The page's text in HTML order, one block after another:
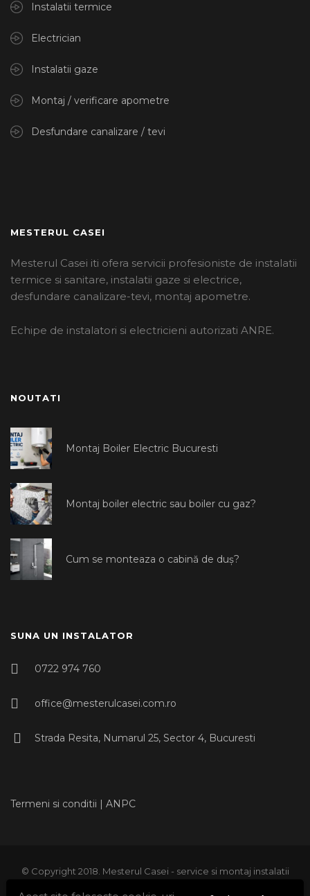
Instalatii termice
Electrician
Instalatii gaze
Montaj / verificare apometre
Desfundare canalizare / tevi
MESTERUL CASEI
Mesterul Casei iti ofera servicii profesioniste de instalatii
termice si sanitare, instalatii gaze si electrice,
desfundare canalizare-tevi, montaj apometre.
Echipe de instalatori si electricieni autorizati ANRE.
NOUTATI
Montaj Boiler Electric Bucuresti
Montaj boiler electric sau boiler cu gaz?
Cum se monteaza o cabină de duș?
SUNA UN INSTALATOR
0722 974 760
office@mesterulcasei.com.ro
Strada Resita, Numarul 25, Sector 4, Bucuresti
Termeni si conditii | ANPC
© Copyright 2018. Mesterul Casei - service si montaj instalatii